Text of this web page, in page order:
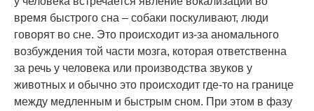
время быстрого сна – собаки поскуливают, люди
говорят во сне. Это происходит из-за аномального
возбуждения той части мозга, которая ответственна
за речь у человека или производства звуков у
животных и обычно это происходит где-то на границе
между медленным и быстрым сном. При этом в фазу